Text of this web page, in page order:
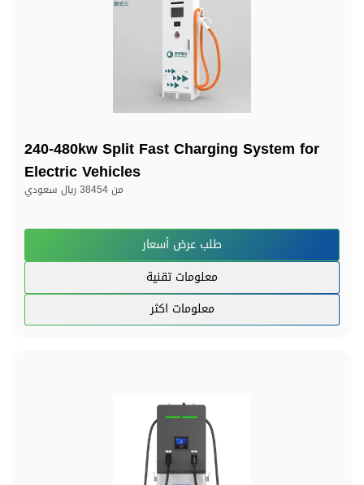
240-480kw Split Fast Charging System for
Electric Vehicles
من38454 ريال سعودي
طلب عرض أسعار
معلومات تقنية
معلومات اكثر